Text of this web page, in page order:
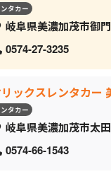
ンタカー
岐阜県美濃加茂市御
0574-27-3235
ックスレンタカー
ンタカー
岐阜県美濃加茂市太
0574-66-1543